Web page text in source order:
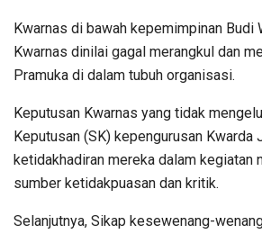
Kwarnas di bawah kepemimpinan Budi
Kwarnas dinilai gagal merangkul dan
Pramuka di dalam tubuh organisasi.
Keputusan Kwarnas yang tidak
Keputusan (SK) kepengurusan Kwarda
ketidakhadiran mereka dalam kegiatan
sumber ketidakpuasan dan kritik.
Selanjutnya, Sikap kesewenang-